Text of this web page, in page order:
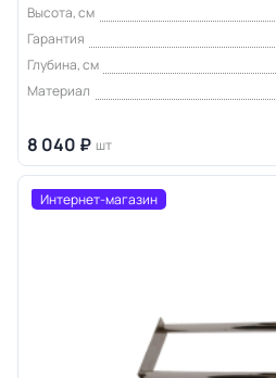
Высота, см
Гарантия
Глубина, см
Материал
8 040 ₽ шт
Интернет-магазин